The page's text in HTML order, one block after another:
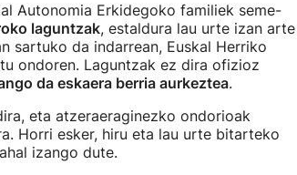
Autonomia Erkidegoko familiek seme-
laguntzak, estaldura lau urte izan arte
sartuko da indarrean, Euskal Herriko
ondoren. Laguntzak ez dira ofizioz
da eskaera berria aurkeztea.
eta atzeraeraginezko ondorioak
Horri esker, hiru eta lau urte bitarteko
izango dute.